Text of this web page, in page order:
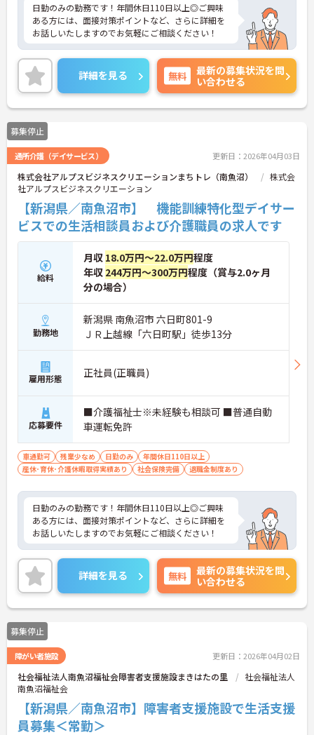
日勤のみの勤務です！年間休日110日以上◎ご興味
ある方には、面接対策ポイントなど、さらに詳細を
お話しいたしますのでお気軽にご相談ください！
詳細を見る 無料
最新の募集状況を問
い合わせる
募集停止
通所介護（デイサービス） 更新日：2026年04月03日
株式会社アルプスビジネスクリエーションまちトレ（南魚沼）
株式会
社アルプスビジネスクリエーション
【新潟県／南魚沼市】 機能訓練特化型デイサー
ビスでの生活相談員および介護職員の求人です
給料
月収 18.0万円～22.0万円程度
年収 244万円～300万円程度（賞与2.0ヶ月
分の場合）
勤務地
新潟県 南魚沼市 六日町801-9
ＪＲ上越線「六日町駅」徒歩13分
雇用形態 正社員(正職員)
応募要件
■介護福祉士※未経験も相談可 ■普通自動
車運転免許
車通勤可 残業少なめ 日勤のみ
年間休日110日以上
産休･育休･介護休暇取得実績あり
社会保険完備 退職金制度あり
日勤のみの勤務です！年間休日110日以上◎ご興味
ある方には、面接対策ポイントなど、さらに詳細を
お話しいたしますのでお気軽にご相談ください！
詳細を見る 無料
最新の募集状況を問
い合わせる
募集停止
障がい者施設 更新日：2026年04月02日
社会福祉法人南魚沼福祉会障害者支援施設まきはたの里
社会福祉法人
南魚沼福祉会
【新潟県／南魚沼市】障害者支援施設で生活支援
員募集＜常勤＞